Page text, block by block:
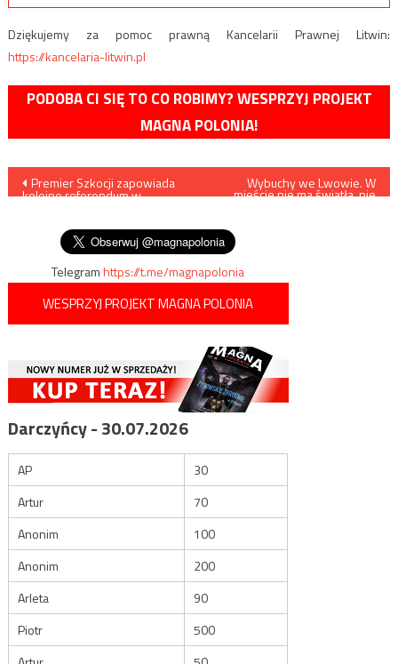
Dziękujemy za pomoc prawną Kancelarii Prawnej Litwin:
https://kancelaria-litwin.pl
PODOBA CI SIĘ TO CO ROBIMY? WESPRZYJ PROJEKT
MAGNA POLONIA!
Nawigacja
Premier Szkocji zapowiada
kolejne referendum w
Wybuchy we Lwowie. W
mieście nie ma światła, nie
Telegramhttps://t.me/magnapolonia
WESPRZYJ PROJEKT MAGNA POLONIA
Darczyńcy - 30.07.2026
AP
30
Artur
70
Anonim
100
Anonim
200
Arleta
90
Piotr
500